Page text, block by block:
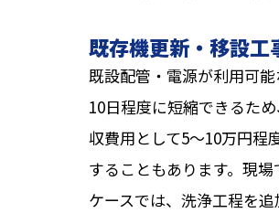
既存機更新・移設工
既設配管・電源が利用可
10日程度に短縮できるた
収費用として5〜10万円程
することもあります。現
ケースでは、洗浄工程を